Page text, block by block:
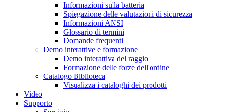
Informazioni sulla batteria
Spiegazione delle valutazioni di sicurezza
Informazioni ANSI
Glossario di termini
Domande frequenti
Demo interattive e formazione
Demo interattiva del raggio
Formazione delle forze dell'ordine
Catalogo Biblioteca
Visualizza i cataloghi dei prodotti
Video
Supporto